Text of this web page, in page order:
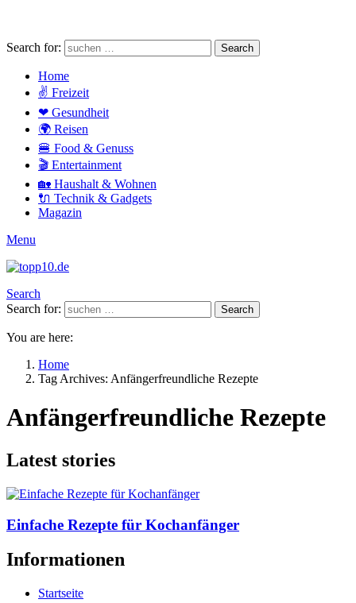
Search for: Search
Home
✌ Freizeit
❤ Gesundheit
🌍 Reisen
🍔 Food & Genuss
🎬 Entertainment
🏡 Haushalt & Wohnen
🔌 Technik & Gadgets
Magazin
Menu
Search
Search for:
Search
You are here:
Home
Tag Archives: Anfängerfreundliche Rezepte
Anfängerfreundliche Rezepte
Latest stories
Einfache Rezepte für Kochanfänger
Informationen
Startseite